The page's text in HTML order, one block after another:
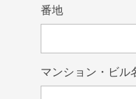
番地
マンション・ビル